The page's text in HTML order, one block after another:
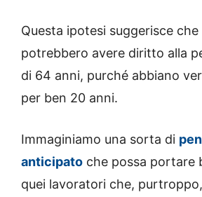
Questa ipotesi suggerisce
potrebbero avere diritto alla
di 64 anni, purché abbiano
per ben 20 anni.
Immaginiamo una sorta di
anticipato che possa portare
quei lavoratori che,